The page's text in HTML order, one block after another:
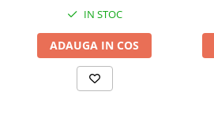
IN STOC
ADAUGA IN COS